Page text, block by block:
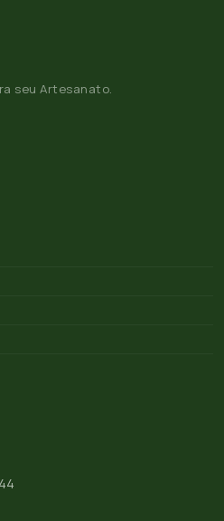
seu Artesanato.